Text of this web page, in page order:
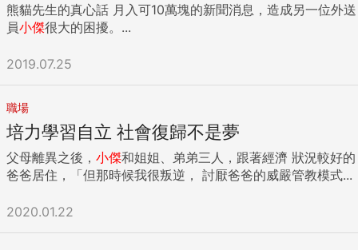
熊貓先生的真心話 月入可10萬塊的新聞消息，造成另一位外送
員小傑很大的困擾。...
2019.07.25
職場
培力學習自立 社會復歸不是夢
父母離異之後， 小傑和姐姐、弟弟三人，跟著經濟 狀況較好的
爸爸居住，「但那時候我很叛逆， 討厭爸爸的威嚴管教模式...
2020.01.22